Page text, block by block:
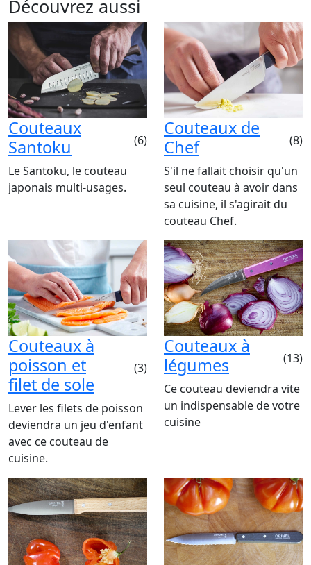
Découvrez aussi
Couteaux
Santoku
(6)
Le Santoku, le couteau
japonais multi-usages.
Couteaux de
Chef
(8)
S'il ne fallait choisir qu'un
seul couteau à avoir dans
sa cuisine, il s'agirait du
couteau Chef.
Couteaux à
poisson et
filet de sole
(3)
Lever les filets de poisson
deviendra un jeu d'enfant
avec ce couteau de
cuisine.
Couteaux à
légumes
(13)
Ce couteau deviendra vite
un indispensable de votre
cuisine